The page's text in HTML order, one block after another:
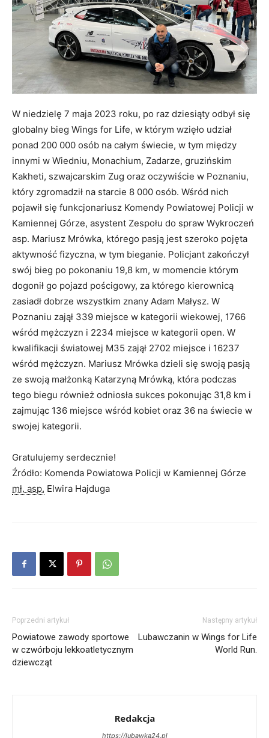
W niedzielę 7 maja 2023 roku, po raz dziesiąty odbył się
globalny bieg Wings for Life, w którym wzięło udział
ponad 200 000 osób na całym świecie, w tym między
innymi w Wiedniu, Monachium, Zadarze, gruzińskim
Kakheti, szwajcarskim Zug oraz oczywiście w Poznaniu,
który zgromadził na starcie 8 000 osób. Wśród nich
pojawił się funkcjonariusz Komendy Powiatowej Policji w
Kamiennej Górze, asystent Zespołu do spraw Wykroczeń
asp. Mariusz Mrówka, którego pasją jest szeroko pojęta
aktywność fizyczna, w tym bieganie. Policjant zakończył
swój bieg po pokonaniu 19,8 km, w momencie którym
dogonił go pojazd pościgowy, za którego kierownicą
zasiadł dobrze wszystkim znany Adam Małysz. W
Poznaniu zajął 339 miejsce w kategorii wiekowej, 1766
wśród mężczyzn i 2234 miejsce w kategorii open. W
kwalifikacji światowej M35 zajął 2702 miejsce i 16237
wśród mężczyzn. Mariusz Mrówka dzieli się swoją pasją
ze swoją małżonką Katarzyną Mrówką, która podczas
tego biegu również odniosła sukces pokonując 31,8 km i
zajmując 136 miejsce wśród kobiet oraz 36 na świecie w
swojej kategorii.
Gratulujemy serdecznie!
Źródło: Komenda Powiatowa Policji w Kamiennej Górze
mł. asp. Elwira Hajduga
Poprzedni artykuł
Powiatowe zawody sportowe
w czwórboju lekkoatletycznym
dziewcząt
Następny artykuł
Lubawczanin w Wings for Life
World Run.
Redakcja
https://lubawka24.pl